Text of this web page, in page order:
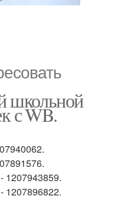
школьной
с WB.
1207943859.
1207896822.